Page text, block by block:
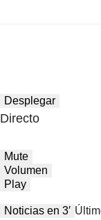
Desplegar
Directo
Mute
Volumen
Play
Noticias en 3′